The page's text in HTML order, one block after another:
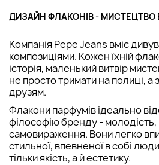
ДИЗАЙН ФЛАКОНІВ - МИСТЕЦТВО
Компанія Pepe Jeans вміє
композиціями. Кожен їхній
історія, маленький витвір
не просто тримати на полиці, а
друзям.
Флакони парфумів ідеально
філософію бренду -
самовираження. Вони легко
стильної, впевненої в собі
тільки якість, а й естетику.